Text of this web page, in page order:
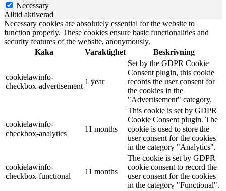
Necessary
Alltid aktiverad
Necessary cookies are absolutely essential for the website to
function properly. These cookies ensure basic functionalities and
security features of the website, anonymously.
Kaka
Varaktighet Beskrivning
cookielawinfo-
checkbox-advertisement
1 year
Set by the GDPR Cookie
Consent plugin, this cookie
records the user consent for
the cookies in the
"Advertisement" category.
cookielawinfo-
checkbox-analytics
11 months
This cookie is set by GDPR
Cookie Consent plugin. The
cookie is used to store the
user consent for the cookies
in the category "Analytics".
cookielawinfo-
checkbox-functional
11 months
The cookie is set by GDPR
cookie consent to record the
user consent for the cookies
in the category "Functional".